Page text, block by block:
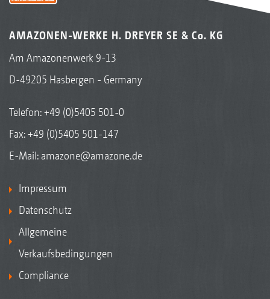
AMAZONEN-WERKE H. DREYER SE & Co. KG
Am Amazonenwerk 9-13
D-49205 Hasbergen - Germany
Telefon:+49 (0)5405 501-0
Fax: +49 (0)5405 501-147
E-Mail: amazone@amazone.de
Impressum
Datenschutz
Allgemeine
Verkaufsbedingungen
Compliance